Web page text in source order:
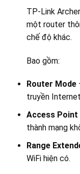
TP-Link
một router
chế độ khác.
Bao gồm:
Router Mode
truyền
Access Point
thành mạng
Range
WiFi hiện có.